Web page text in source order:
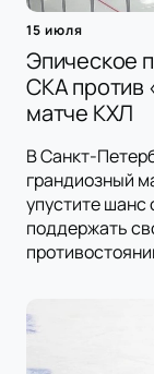
15 июля
Эпическое
СКА против
матче КХЛ
В Санкт-
грандиозный
упустите шанс
поддержать